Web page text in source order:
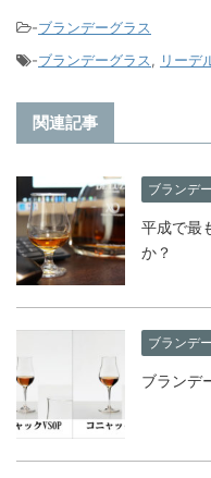
-ブランデーグラス
-ブランデーグラス, リーデ
関連記事
ブランデ
平成で最
か？
ブランデ
ブランデ